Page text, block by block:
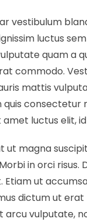
vestibulum
luctus
quam a
commodo.
mattis
quis consectetur
amet luctus elit,
ut magna
in orci risus.
Etiam ut
dictum ut
arcu vulputate,